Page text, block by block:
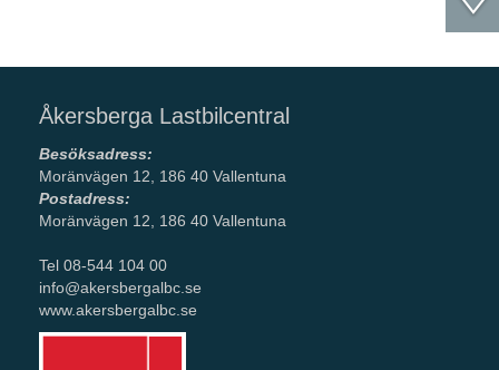
Åkersberga Lastbilcentral
Besöksadress:
Moränvägen 12, 186 40 Vallentuna
Postadress:
Moränvägen 12, 186 40 Vallentuna
Tel 08-544 104 00
info@akersbergalbc.se
www.akersbergalbc.se